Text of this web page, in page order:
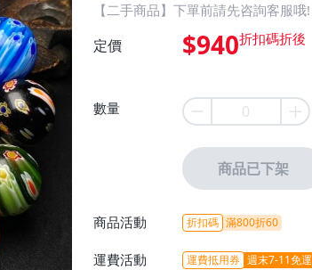
【二手商品】下單前請先咨詢客服哦!
定價 $940
數量
商品已下架
商品活動 折扣碼 滿800折60
運費活動 運費抵用券 週末7-11免運